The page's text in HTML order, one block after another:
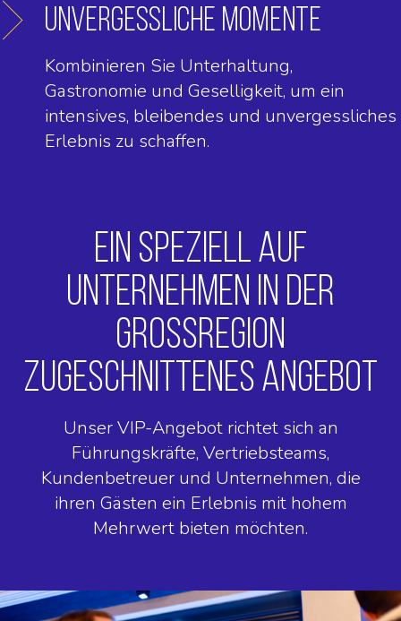
UNVERGESSLICHE MOMENTE
Kombinieren Sie Unterhaltung,
Gastronomie und Geselligkeit, um ein
intensives, bleibendes und unvergessliches
Erlebnis zu schaffen.
EIN SPEZIELL AUF
UNTERNEHMEN IN DER
GROSSREGION Z
UGESCHNITTENES ANGEBOT
Unser VIP-Angebot richtet sich an
Führungskräfte, Vertriebsteams,
Kundenbetreuer und Unternehmen, die
ihren Gästen ein Erlebnis mit hohem
Mehrwert bieten möchten.